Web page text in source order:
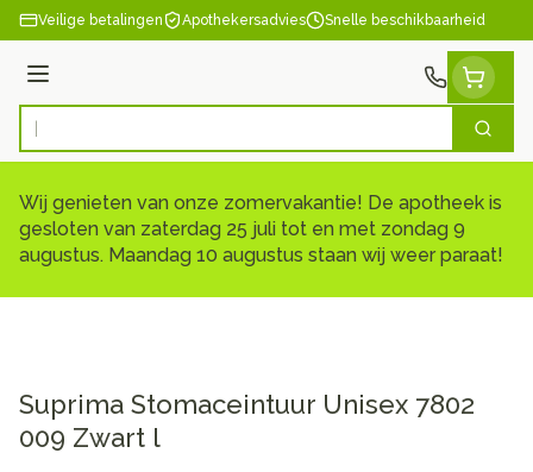
Ga naar de inhoud
Veilige betalingen Apothekersadvies Snelle beschikbaarheid
Menu
Product, merk, categorie... Zoek
Wij genieten van onze zomervakantie! De apotheek is
gesloten van zaterdag 25 juli tot en met zondag 9
augustus. Maandag 10 augustus staan wij weer paraat!
Suprima Stomaceintuur Unisex 7802
009 Zwart l